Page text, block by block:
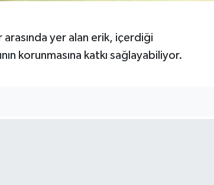
arasında yer alan erik, içerdiği
korunmasına katkı sağlayabiliyor.